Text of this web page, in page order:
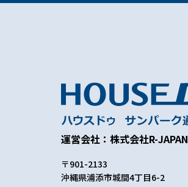
運営会社：株式会社R-JAPAN
〒901-2133
沖縄県浦添市城間4丁目6-2